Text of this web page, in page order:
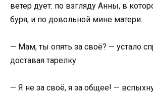
ветер дует: по взгляду Анны, в
буря, и по довольной мине матери.
— Мам, ты опять за своё? — устало
доставая тарелку.
— Я не за своё, я за общее! —